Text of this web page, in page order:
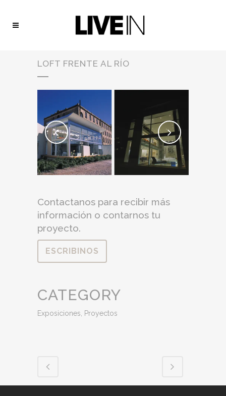
LOFT FRENTE AL RÍO
Contactanos para recibir más
información o contarnos tu
proyecto.
ESCRIBINOS
CATEGORY
Exposiciones, Proyectos